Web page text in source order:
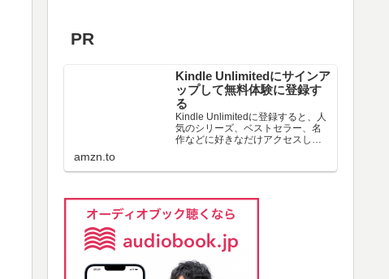
PR
Kindle Unlimitedにサインア
ップして無料体験に登録す
る
Kindle Unlimitedに登録すると、人
気のシリーズ、ベストセラー、名
作などに好きなだけアクセスし
amzn.to